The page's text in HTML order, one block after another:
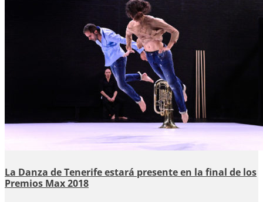
La Danza de Tenerife estará presente en la final de los
Premios Max 2018